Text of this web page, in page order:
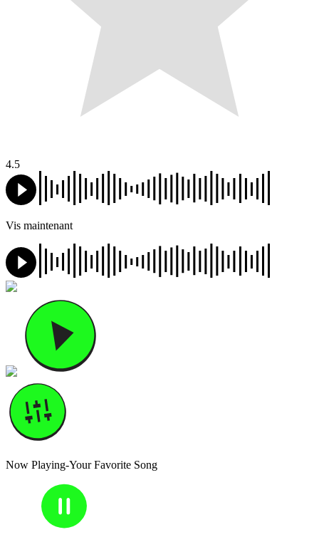
4.5
Vis maintenant
Now Playing-Your Favorite Song